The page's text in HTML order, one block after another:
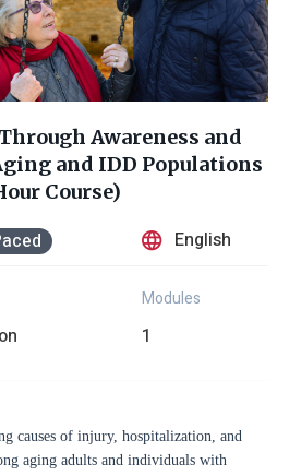
a las que apoyan.
Awareness and
and IDD Populations
Course)
English
Modules
1
causes of injury, hospitalization, and
aging adults and individuals with